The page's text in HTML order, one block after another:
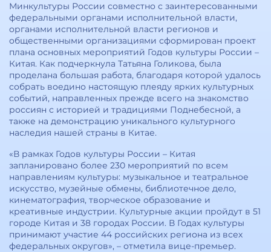
Минкультуры России совместно с заинтересованными
федеральными органами исполнительной власти,
органами исполнительной власти регионов и
общественными организациями сформирован проект
плана основных мероприятий Годов культуры России –
Китая. Как подчеркнула Татьяна Голикова, была
проделана большая работа, благодаря которой удалось
собрать воедино настоящую плеяду ярких культурных
событий, направленных прежде всего на знакомство
россиян с историей и традициями Поднебесной, а
также на демонстрацию уникального культурного
наследия нашей страны в Китае.
«В рамках Годов культуры России – Китая
запланировано более 230 мероприятий по всем
направлениям культуры: музыкальное и театральное
искусство, музейные обмены, библиотечное дело,
кинематография, творческое образование и
креативные индустрии. Культурные акции пройдут в 51
городе Китая и 38 городах России. В Годах культуры
принимают участие 44 российских региона из всех
федеральных округов», – отметила вице-премьер.